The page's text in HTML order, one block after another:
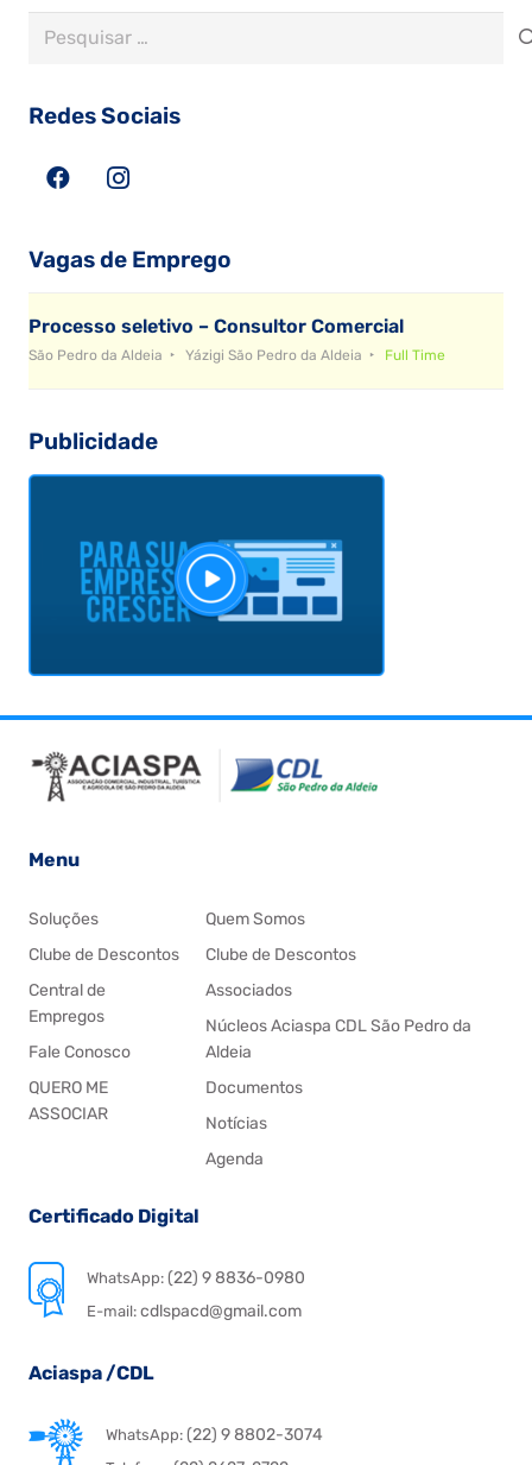
Pesquisar
Redes Sociais
Vagas de Emprego
Processo seletivo – Consultor Comercial
São Pedro da Aldeia Yázigi São Pedro da Aldeia Full Time
Publicidade
Menu
Soluções
Clube de Descontos
Central de
Empregos
Fale Conosco
QUERO ME
ASSOCIAR
Quem Somos
Clube de Descontos
Associados
Núcleos Aciaspa CDL São Pedro da
Aldeia
Documentos
Notícias
Agenda
Certificado Digital
WhatsApp:(22) 9 8836-0980
E-mail: cdlspacd@gmail.com
Aciaspa /CDL
WhatsApp:(22) 9 8802-3074